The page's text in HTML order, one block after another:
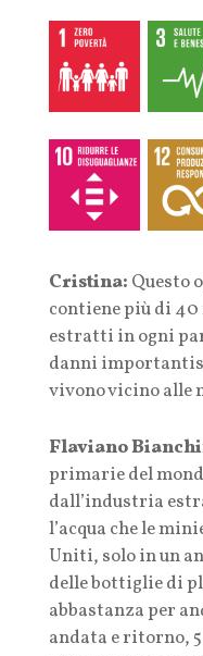
Cristina: Questo
contiene più di
estratti in ogni
danni
vivono vicino alle
Flaviano
primarie del
dall’industria
l’acqua che le
Uniti, solo in un
delle bottiglie di
abbastanza per
andata e ritorno,